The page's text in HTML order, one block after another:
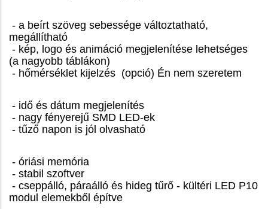
- a beírt szöveg sebessége változtatható,
megállítható
- kép, logo és animáció megjelenítése lehetséges
(a nagyobb táblákon)
- hőmérséklet kijelzés (opció) Én nem szeretem
- idő és dátum megjelenítés
- nagy fényerejű SMD LED-ek
- tűző napon is jól olvasható
- óriási memória
- stabil szoftver
- cseppálló, páraálló és hideg tűrő - kültéri LED P10
modul elemekből építve